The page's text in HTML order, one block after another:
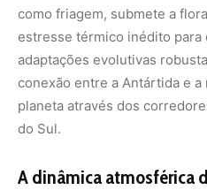
como friagem, submete a
estresse térmico inédito para
adaptações evolutivas
conexão entre a Antártida e
planeta através dos
do Sul.
A dinâmica atmosférica